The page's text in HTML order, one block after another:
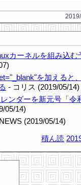
カーネルを組み込む
を加えると
- コリス (2019/05/14)
ンダーを新元号「令
05/14)
(2019/05/14)
積ん読